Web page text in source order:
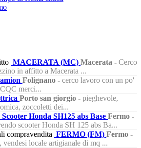
MACERATA (MC) Macerata - Cerco
in affitto a Macerata ...
Folignano - cerco lavoro con un po'
merci...
Porto san giorgio - pieghevole,
zoccoletti dei...
Scooter Honda SH125 abs Base Fermo -
scooter Honda SH 125 abs Ba...
compravendita FERMO (FM) Fermo -
vendesi locale artigianale di mq ...